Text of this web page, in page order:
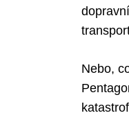
Nebo,